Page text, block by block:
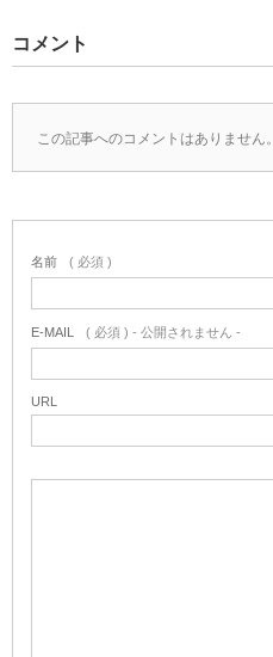
コメント
この記事へのコメントはありません。
名前 ( 必須 )
E-MAIL ( 必須 ) - 公開されません -
URL